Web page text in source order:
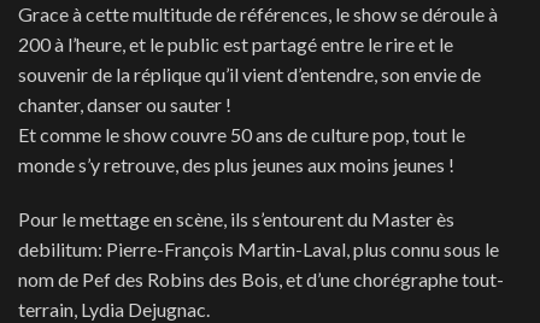
Grace à cette multitude deréférences, le show se déroule à
200 à l’heure, et le public est partagé entre le rire et le
souvenir de la réplique qu’il vient d’entendre, son envie de
chanter, danser ou sauter !
Et comme le show couvre 50 ans de culture pop, tout le
monde s’y retrouve, des plus jeunes aux moins jeunes !
Pour le mettage en scène, ils s’entourent du Master ès
debilitum: Pierre-François Martin-Laval, plus connu sous le
nom de Pef des Robins des Bois, et d’une chorégraphe tout-
terrain, Lydia Dejugnac.